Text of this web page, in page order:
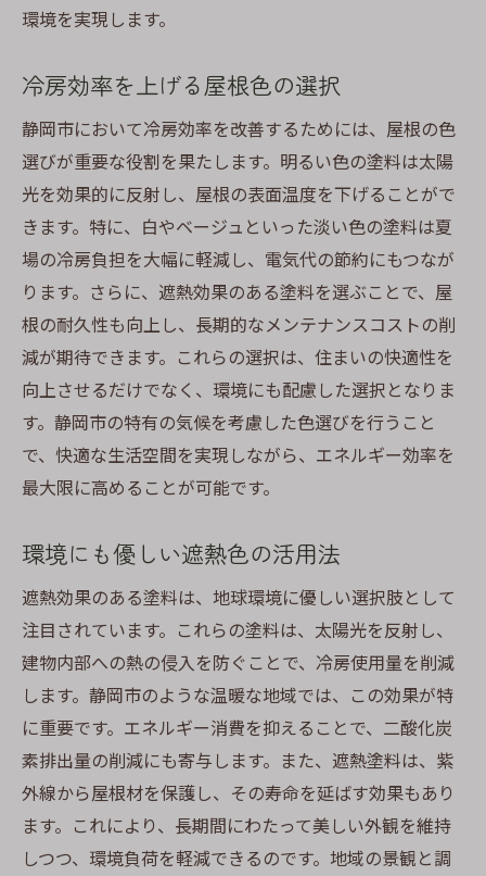
環境を実現します。
冷房効率を上げる屋根色の選択
静岡市において冷房効率を改善するためには、屋根の色
選びが重要な役割を果たします。明るい色の塗料は太陽
光を効果的に反射し、屋根の表面温度を下げることがで
きます。特に、白やベージュといった淡い色の塗料は夏
場の冷房負担を大幅に軽減し、電気代の節約にもつなが
ります。さらに、遮熱効果のある塗料を選ぶことで、屋
根の耐久性も向上し、長期的なメンテナンスコストの削
減が期待できます。これらの選択は、住まいの快適性を
向上させるだけでなく、環境にも配慮した選択となりま
す。静岡市の特有の気候を考慮した色選びを行うこと
で、快適な生活空間を実現しながら、エネルギー効率を
最大限に高めることが可能です。
環境にも優しい遮熱色の活用法
遮熱効果のある塗料は、地球環境に優しい選択肢として
注目されています。これらの塗料は、太陽光を反射し、
建物内部への熱の侵入を防ぐことで、冷房使用量を削減
します。静岡市のような温暖な地域では、この効果が特
に重要です。エネルギー消費を抑えることで、二酸化炭
素排出量の削減にも寄与します。また、遮熱塗料は、紫
外線から屋根材を保護し、その寿命を延ばす効果もあり
ます。これにより、長期間にわたって美しい外観を維持
しつつ、環境負荷を軽減できるのです。地域の景観と調